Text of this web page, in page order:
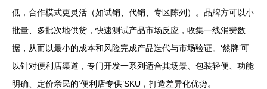
低，合作模式更灵活（如试销、代销、专区陈列）。品牌方可以小
批量、多批次地供货，快速测试产品市场反应，收集一线消费数
据，从而以最小的成本和风险完成产品迭代与市场验证。‘然牌’可
以针对便利店渠道，专门开发一系列适合其场景、包装轻便、功能
明确、定价亲民的‘便利店专供’SKU，打造差异化优势。